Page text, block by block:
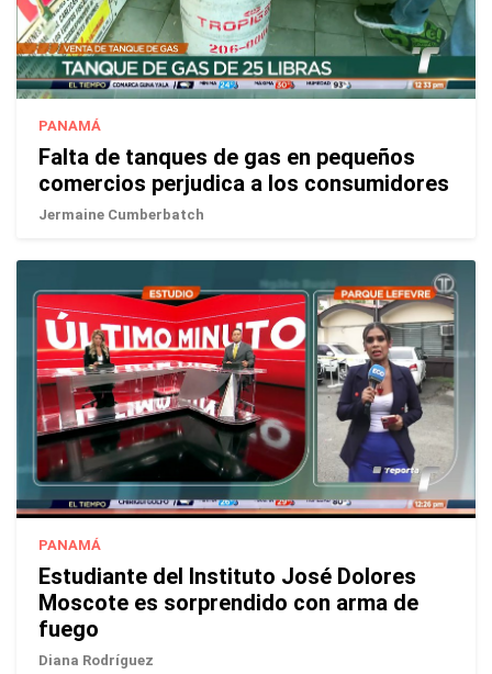
PANAMÁ
Falta de tanques de gas en pequeños
comercios perjudica a los consumidores
Jermaine Cumberbatch
PANAMÁ
Estudiante del Instituto José Dolores
Moscote es sorprendido con arma de
fuego
Diana Rodríguez